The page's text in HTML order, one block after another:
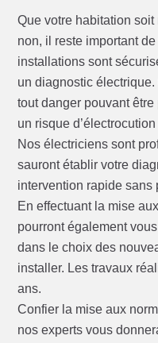
Que votre habitation
non, il reste important
installations sont
un diagnostic
tout danger pouvant
un risque
Nos électriciens sont
sauront établir votre
intervention rapide sans
En effectuant la mise
pourront également
dans le choix des
installer. Les travaux
ans.
Confier la mise aux
nos experts vous